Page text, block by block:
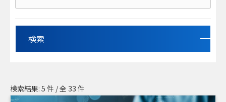
検索
検索結果: 5 件 / 全 33 件